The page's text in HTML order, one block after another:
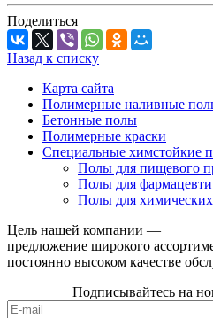
Поделиться
Назад к списку
Карта сайта
Полимерные наливные
Бетонные полы
Полимерные краски
Специальные химстойкие
Полы для пищевого
Полы для
Полы для химических
Цель нашей компании —
предложение широкого
постоянно высоком качестве
Подписывайтесь на